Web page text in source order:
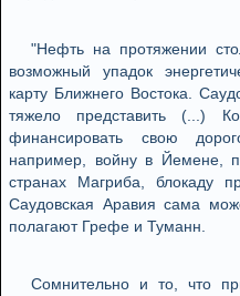
"Нефть на протяжении
возможный упадок
карту Ближнего Востока.
тяжело представить (...)
финансировать свою
например, войну в Йемене,
странах Магриба, блокаду
Саудовская Аравия сама
полагают Грефе и Туманн.
Сомнительно и то, что